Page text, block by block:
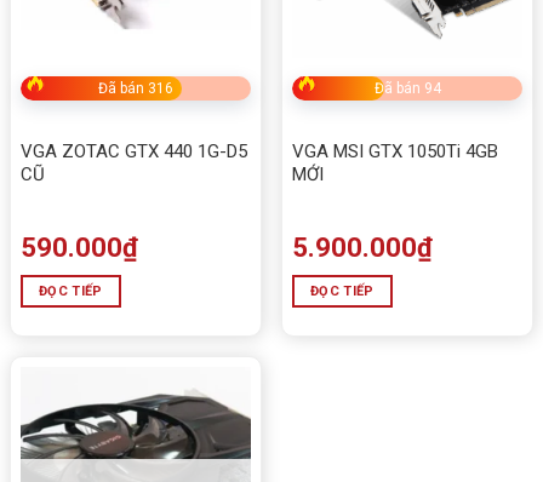
Đã bán 316
VGA ZOTAC GTX 440 1G-D5
CŨ
590.000₫
ĐỌC TIẾP
Đã bán 94
VGA MSI GTX 1050Ti 4GB
MỚI
5.900.000₫
ĐỌC TIẾP